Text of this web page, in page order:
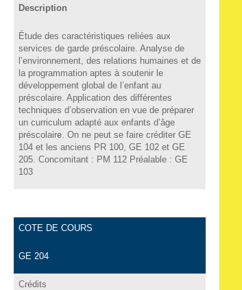
Description
Étude des caractéristiques reliées aux
services de garde préscolaire. Analyse de
l’environnement, des relations humaines et de
la programmation aptes à soutenir le
développement global de l’enfant au
préscolaire. Application des différentes
techniques d’observation en vue de préparer
un curriculum adapté aux enfants d’âge
préscolaire. On ne peut se faire créditer GE
104 et les anciens PR 100, GE 102 et GE
205. Concomitant : PM 112 Préalable : GE
103
COTE DE COURS
GE 204
Crédits